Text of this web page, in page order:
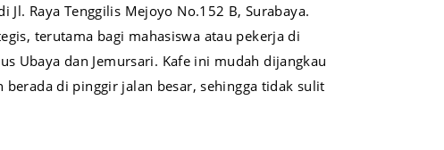
Jl. Raya Tenggilis Mejoyo No.152 B, Surabaya.
terutama bagi mahasiswa atau pekerja di
Ubaya dan Jemursari. Kafe ini mudah dijangkau
berada di pinggir jalan besar, sehingga tidak sulit